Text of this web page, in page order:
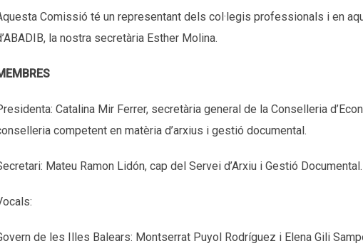
Comissió té un representant dels col·legis professionals i en
la nostra secretària Esther Molina.
Catalina Mir Ferrer, secretària general de la Conselleria
competent en matèria d’arxius i gestió documental.
Mateu Ramon Lidón, cap del Servei d’Arxiu i Gestió Documental.
de les Illes Balears: Montserrat Puyol Rodríguez i Elena Gili